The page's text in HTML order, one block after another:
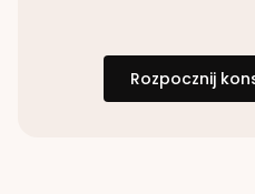
Rozpocznij